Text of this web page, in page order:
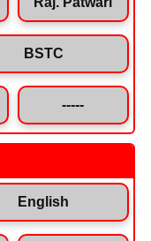
BSTC
-----
English